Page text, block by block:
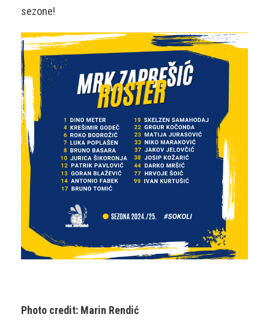
sezone!
Photo credit: Marin Rendić